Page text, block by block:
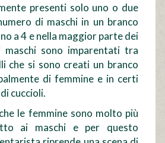
presenti solo uno o due
di maschi in un branco
a 4 e nella maggior parte dei
sono imparentati tra
che si sono creati un branco
di femmine e in certi
cuccioli.
le femmine sono molto più
ai maschi e per questo